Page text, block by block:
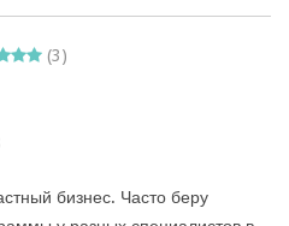
(3)
бизнес. Часто беру